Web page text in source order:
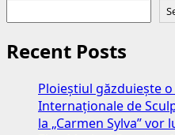
Recent Posts
Ploieștiul găzduiește
Internaționale de
la „Carmen Sylva”